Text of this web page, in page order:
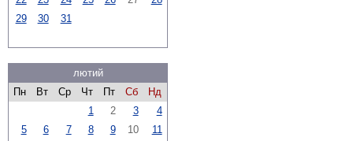
29
30 31
лютий
Пн
Вт Ср Чт Пт Сб
Нд
1
2 3
4
5
6 7 8 9 10
11